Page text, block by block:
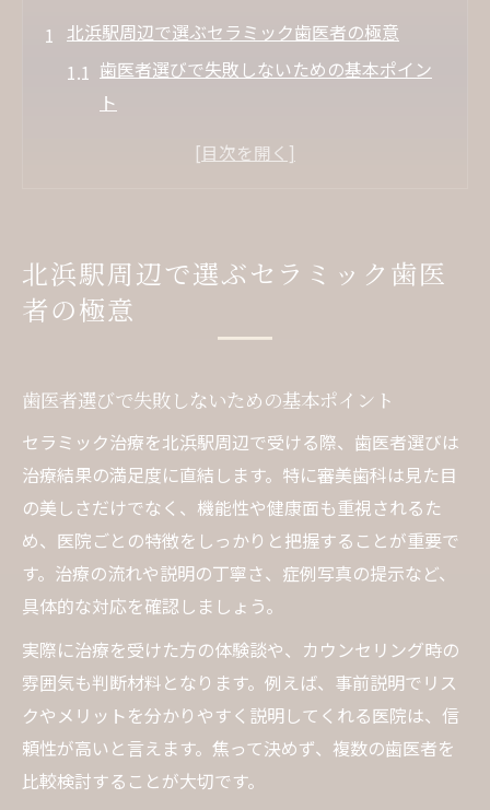
北浜駅周辺で選ぶセラミック歯医者の極意
歯医者選びで失敗しないための基本ポイン
ト
北浜駅近くで評判の歯医者を見極めるコツ
アクセス重視で歯医者を選ぶ際のポイント
理想の口元へ導くセラミック治療の魅力
歯医者による審美治療のメリットを解説
セラミック治療がもたらす機能性と耐久性
歯医者選びで変わる仕上がりの違いとは
理想の口元を手に入れるステップと流れ
自然で美しい仕上がりを求めるなら歯医者選び
が要
歯医者の技術が仕上がりに直結する理由
セラミック治療で重要な審美性のポイント
自然な見た目を追求する歯医者の選び方
患者の声から見る仕上がり満足度の差
歯医者の症例写真で確認すべきチェック項
目
北浜駅周辺で選ぶセラミック歯医
者の極意
歯医者選びで失敗しないための基本ポイント
セラミック治療を北浜駅周辺で受ける際、歯医者選びは
治療結果の満足度に直結します。特に審美歯科は見た目
の美しさだけでなく、機能性や健康面も重視されるた
め、医院ごとの特徴をしっかりと把握することが重要で
す。治療の流れや説明の丁寧さ、症例写真の提示など、
具体的な対応を確認しましょう。
実際に治療を受けた方の体験談や、カウンセリング時の
雰囲気も判断材料となります。例えば、事前説明でリス
クやメリットを分かりやすく説明してくれる医院は、信
頼性が高いと言えます。焦って決めず、複数の歯医者を
比較検討することが大切です。